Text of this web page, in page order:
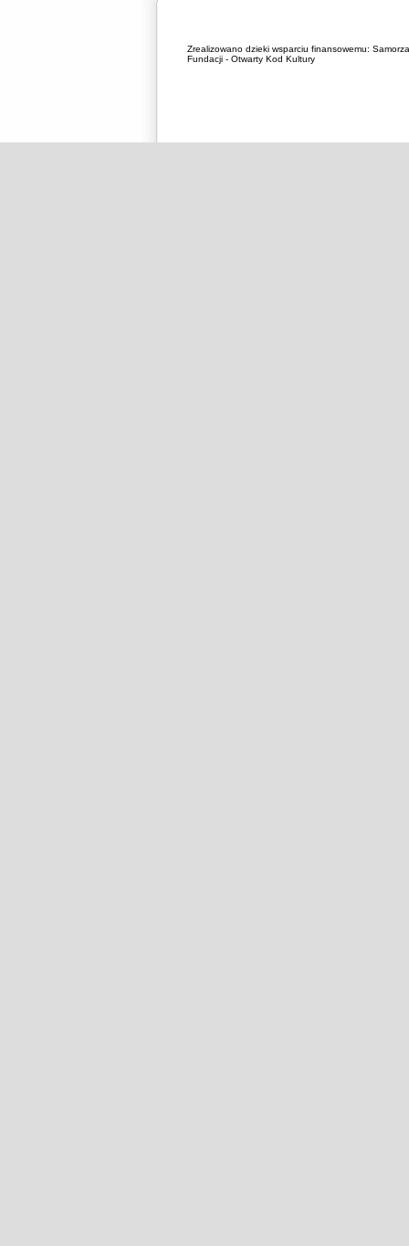
Zrealizowano dzieki wsparciu finansowemu:
Fundacji - Otwarty Kod Kultury